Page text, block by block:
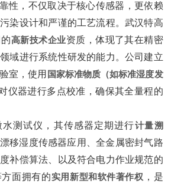
性，不仅取决于核心传感器，更依赖
染设计和严谨的工艺流程。武汉特高
高新技术企业‌资质，体现了其在精密
域进行系统性研发的能力。公司建立
室，使用‌ 国家标准物质（如标准湿度发
仪器进行多点校准，确保其全量程的
测试仪，其传感器定期进行‌计量溯
移湿度传感器应用、全金属密封气路
补偿算法、以及符合电力作业规范的
面拥有的‌实用新型和软件著作权 ‌，是